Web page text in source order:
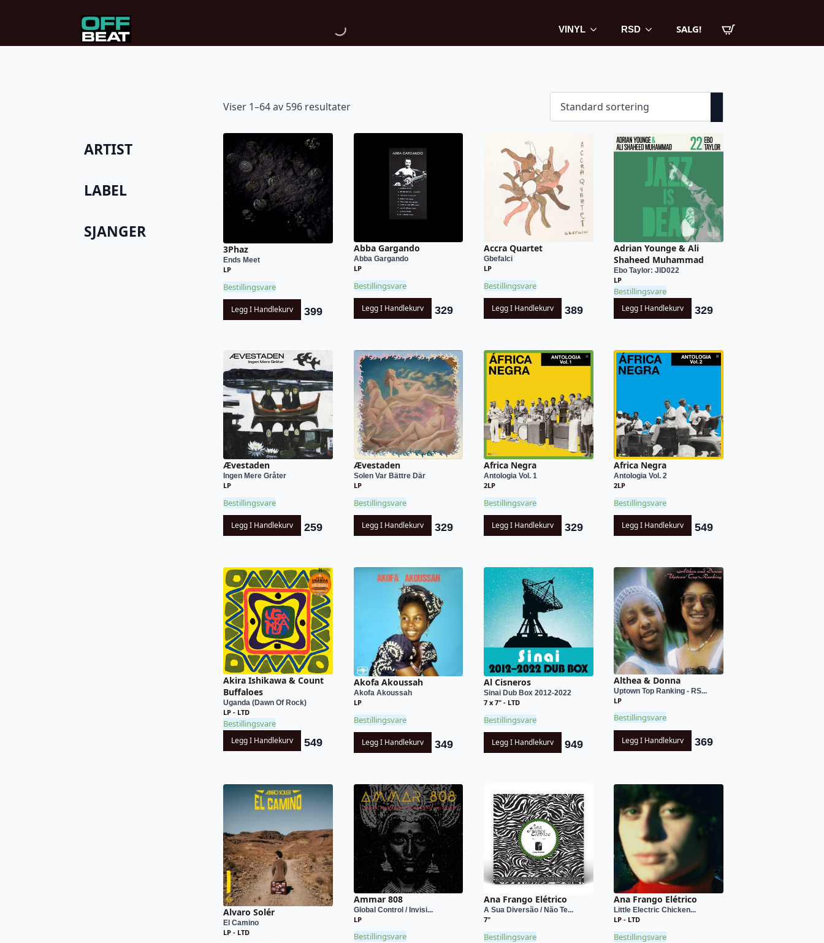
VINYL RSD SALG!
ARTIST
LABEL
SJANGER
Viser 1–64 av 596 resultater
3Phaz
Ends Meet
LP
Bestillingsvare
Legg I Handlekurv 399
Abba Gargando
Abba Gargando
LP
Bestillingsvare
Legg I Handlekurv 329
Accra Quartet
Gbefalci
LP
Bestillingsvare
Legg I Handlekurv 389
Adrian Younge & Ali
Shaheed Muhammad
Ebo Taylor: JID022
LP
Bestillingsvare
Legg I Handlekurv 329
Ævestaden
Ingen Mere Gråter
LP
Bestillingsvare
Legg I Handlekurv 259
Ævestaden
Solen Var Bättre Där
LP
Bestillingsvare
Legg I Handlekurv 329
Africa Negra
Antologia Vol. 1
2LP
Bestillingsvare
Legg I Handlekurv 329
Africa Negra
Antologia Vol. 2
2LP
Bestillingsvare
Legg I Handlekurv 549
Akira Ishikawa & Count
Buffaloes
Uganda (Dawn Of Rock)
LP - LTD
Bestillingsvare
Legg I Handlekurv 549
Akofa Akoussah
Akofa Akoussah
LP
Bestillingsvare
Legg I Handlekurv 349
Al Cisneros
Sinai Dub Box 2012-2022
7 x 7" - LTD
Bestillingsvare
Legg I Handlekurv 949
Althea & Donna
Uptown Top Ranking - RS...
LP
Bestillingsvare
Legg I Handlekurv 369
Alvaro Solér
El Camino
LP - LTD
Ammar 808
Global Control / Invisi...
LP
Bestillingsvare
Ana Frango Elétrico
A Sua Diversão / Não Te...
7"
Bestillingsvare
Ana Frango Elétrico
Little Electric Chicken...
LP - LTD
Bestillingsvare